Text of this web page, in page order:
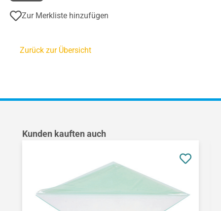
Zur Merkliste hinzufügen
Zurück zur Übersicht
Produktgalerie überspringen
Kunden kauften auch